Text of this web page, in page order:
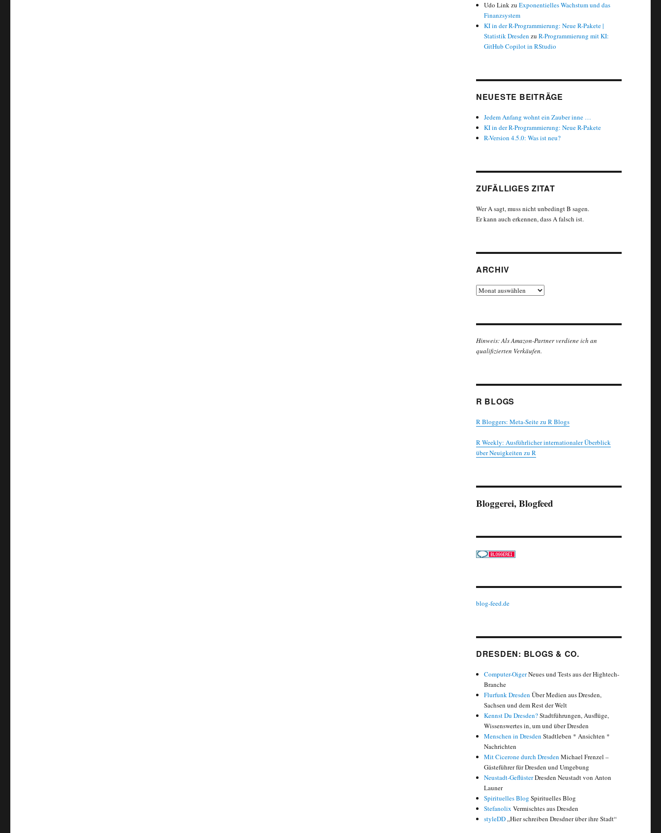
Udo LinkzuExponentielles Wachstum und das
Finanzsystem
KI in der R-Programmierung: Neue R-Pakete |
Statistik Dresden zuR-Programmierung mit KI:
GitHub Copilot in RStudio
NEUESTE BEITRÄGE
Jedem Anfang wohnt ein Zauber inne …
KI in der R-Programmierung: Neue R-Pakete
R-Version 4.5.0: Was ist neu?
ZUFÄLLIGES ZITAT
Wer A sagt, muss nicht unbedingt B sagen.
Er kann auch erkennen, dass A falsch ist.
ARCHIV
Archiv
Hinweis: Als Amazon-Partner verdiene ich an
qualifizierten Verkäufen.
R BLOGS
R Bloggers: Meta-Seite zu R Blogs
R Weekly: Ausführlicher internationaler Überblick
über Neuigkeiten zu R
Bloggerei, Blogfeed
blog-feed.de
DRESDEN: BLOGS & CO.
Computer-OigerNeues und Tests aus der Hightech-
Branche
Flurfunk Dresden Über Medien aus Dresden,
Sachsen und dem Rest der Welt
Kennst Du Dresden?Stadtführungen, Ausflüge,
Wissenswertes in, um und über Dresden
Menschen in Dresden Stadtleben * Ansichten *
Nachrichten
Mit Cicerone durch Dresden Michael Frenzel –
Gästeführer für Dresden und Umgebung
Neustadt-GeflüsterDresden Neustadt von Anton
Launer
Spirituelles Blog Spirituelles Blog
Stefanolix Vermischtes aus Dresden
styleDD„Hier schreiben Dresdner über ihre Stadt“